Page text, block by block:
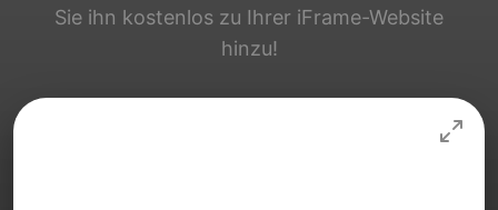
Sie ihn kostenlos zu Ihrer iFrame-Website
hinzu!